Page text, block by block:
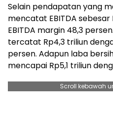
Selain pendapatan yang
mencatat EBITDA sebesar
EBITDA margin 48,3
tercatat Rp4,3 triliun
persen. Adapun laba
mencapai Rp5,1 triliun
Scroll kebawah